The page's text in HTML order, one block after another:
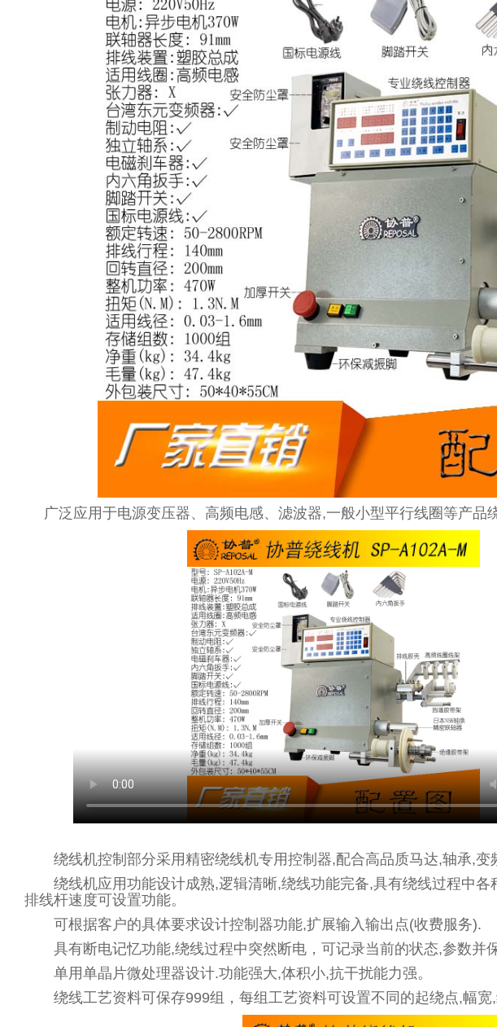
广泛应用于电源变压器、高频电感、滤波器,一般小型平行线圈等产品
绕线机控制部分采用精密绕线机专用控制器,配合高品质马达,轴承,变
绕线机应用功能设计成熟,逻辑清晰,绕线功能完备,具有绕线过程中各
排线杆速度可设置功能。
可根据客户的具体要求设计控制器功能,扩展输入输出点(收费服务).
具有断电记忆功能,绕线过程中突然断电，可记录当前的状态,参数并
单用单晶片微处理器设计.功能强大,体积小,抗干扰能力强。
绕线工艺资料可保存999组，每组工艺资料可设置不同的起绕点,幅宽